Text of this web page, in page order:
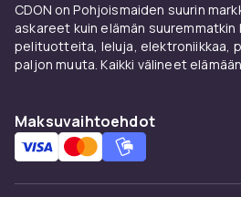
CDON on Pohjoismaiden suurin
askareet kuin elämän
pelituotteita, leluja, elektroniikkaa,
paljon muuta. Kaikki välineet
Maksuvaihtoehdot